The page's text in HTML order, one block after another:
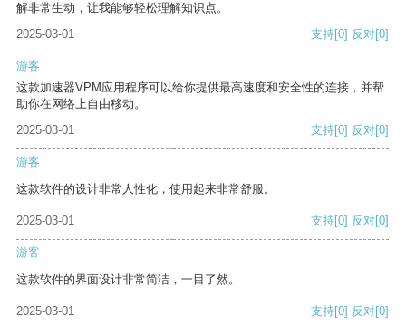
解非常生动，让我能够轻松理解知识点。
2025-03-01
支持[0] 反对[0]
游客
这款加速器VPM应用程序可以给你提供最高速度和安全性的连接，并帮
助你在网络上自由移动。
2025-03-01
支持[0] 反对[0]
游客
这款软件的设计非常人性化，使用起来非常舒服。
2025-03-01 支持[0] 反对[0]
游客
这款软件的界面设计非常简洁，一目了然。
2025-03-01 支持[0] 反对[0]